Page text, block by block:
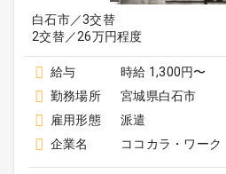
白石市／3交替
2交替／26万円程度
給与
時給 1,300円〜
勤務場所
宮城県白石市
雇用形態
派遣
企業名
ココカラ・ワーク